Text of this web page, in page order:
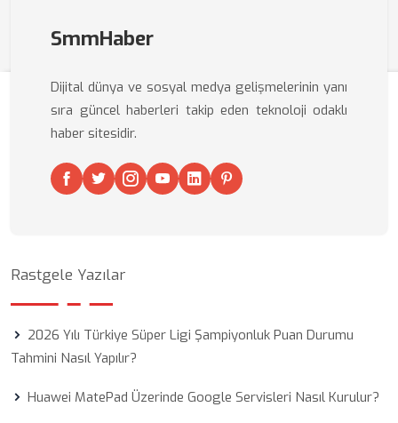
SmmHaber
Dijital dünya ve sosyal medya gelişmelerinin yanı
sıra güncel haberleri takip eden teknoloji odaklı
haber sitesidir.
Rastgele Yazılar
2026 Yılı Türkiye Süper Ligi Şampiyonluk Puan Durumu
Tahmini Nasıl Yapılır?
Huawei MatePad Üzerinde Google Servisleri Nasıl Kurulur?